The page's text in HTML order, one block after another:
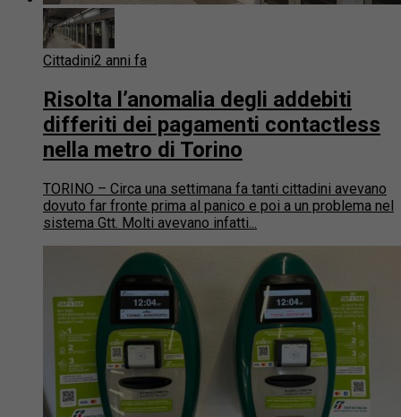
Cittadini2 anni fa
Risolta l’anomalia degli addebiti
differiti dei pagamenti contactless
nella metro di Torino
TORINO – Circa una settimana fa tanti cittadini avevano
dovuto far fronte prima al panico e poi a un problema nel
sistema Gtt. Molti avevano infatti...